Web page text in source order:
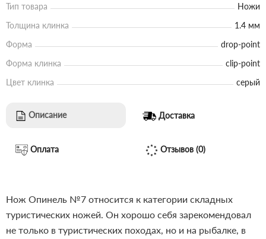
Тип товара
Ножи
Толщина клинка
1.4 мм
Форма
drop-point
Форма клинка
clip-point
Цвет клинка
серый
Описание Доставка
Оплата Отзывов (0)
Нож Опинель №7 относится к категории складных
туристических ножей. Он хорошо себя зарекомендовал
не только в туристических походах, но и на рыбалке, в